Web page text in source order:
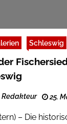
Schleswig
Redakteur 25.
– Die